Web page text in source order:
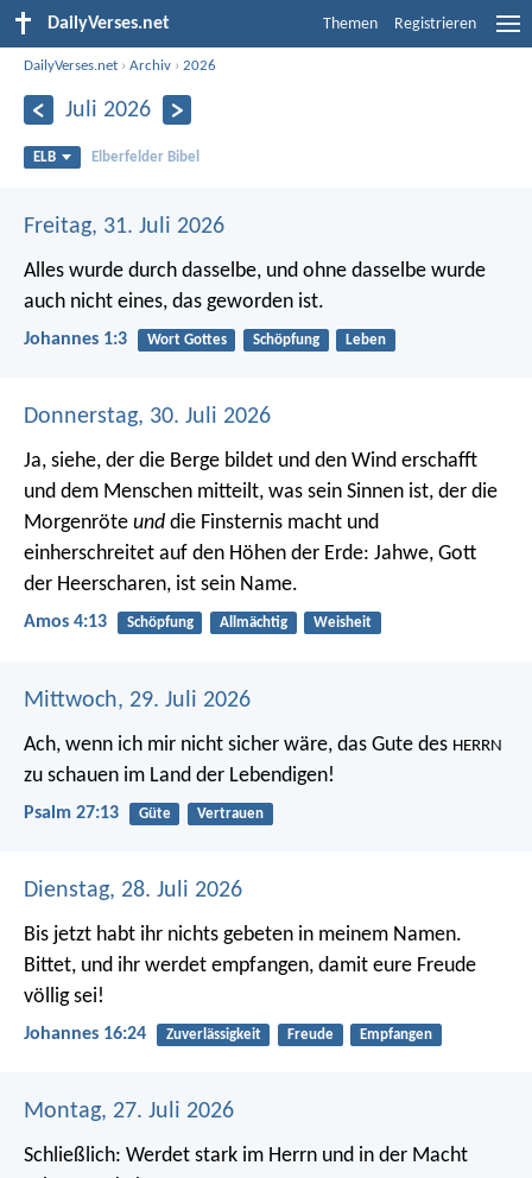
DailyVerses.net Themen Registrieren
DailyVerses.net ›Archiv ›2026
Juli 2026
ELB Elberfelder Bibel
Freitag, 31. Juli 2026
Alles wurde durch dasselbe, und ohne dasselbe wurde
auch nicht eines, das geworden ist.
Johannes 1:3 Wort Gottes Schöpfung Leben
Donnerstag, 30. Juli 2026
Ja, siehe, der die Berge bildet und den Wind erschafft
und dem Menschen mitteilt, was sein Sinnen ist, der die
Morgenröte und die Finsternis macht und
einherschreitet auf den Höhen der Erde: Jahwe, Gott
der Heerscharen, ist sein Name.
Amos 4:13 Schöpfung Allmächtig Weisheit
Mittwoch, 29. Juli 2026
Ach, wenn ich mir nicht sicher wäre, das Gute des HERRN
zu schauen im Land der Lebendigen!
Psalm 27:13 Güte Vertrauen
Dienstag, 28. Juli 2026
Bis jetzt habt ihr nichts gebeten in meinem Namen.
Bittet, und ihr werdet empfangen, damit eure Freude
völlig sei!
Johannes 16:24 Zuverlässigkeit Freude Empfangen
Montag, 27. Juli 2026
Schließlich: Werdet stark im Herrn und in der Macht